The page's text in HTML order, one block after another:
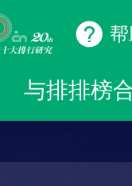
与排排榜